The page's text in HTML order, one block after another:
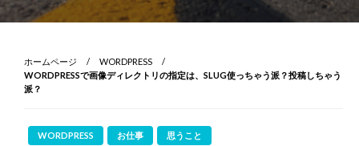
ッ
ホームページ
WORDPRESS
WORDPRESSで画像ディレクトリの指定は、SLUG使っちゃう派？投稿しちゃう
派？
WORDPRESS お仕事 思うこと